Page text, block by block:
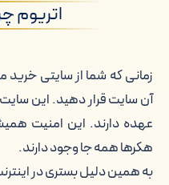
اتریوم
زمانی که شما از سایتی خرید
آن سایت قرار دهید. این
عهده دارند. این امنیت
هکرها همه جا وجود دارند.
به همین دلیل بستری در